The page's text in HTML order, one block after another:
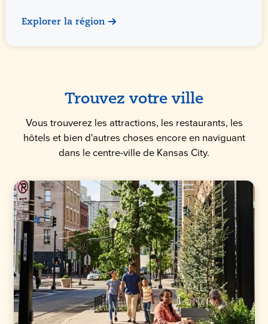
Explorer la région
Trouvez votre ville
Vous trouverez les attractions, les restaurants, les
hôtels et bien d'autres choses encore en naviguant
dans le centre-ville de Kansas City.